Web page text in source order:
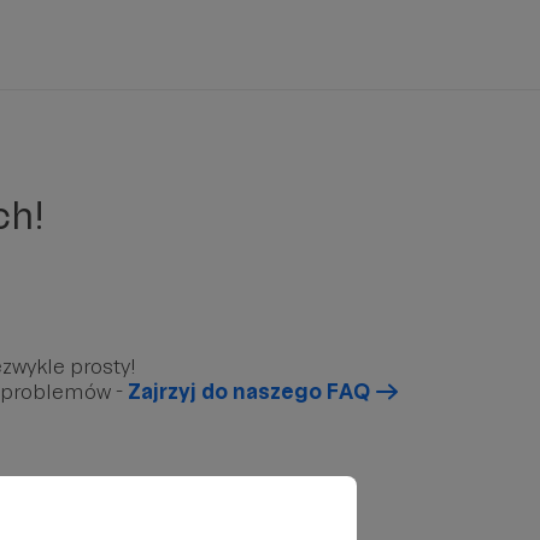
prosty!
- Zajrzyj do naszego FAQ